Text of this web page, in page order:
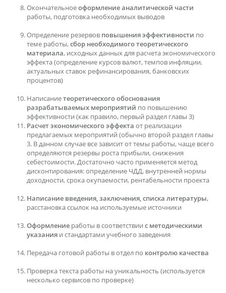
Окончательноеоформление аналитической части
работы, подготовка необходимых выводов
Определение резервов повышения эффективности по
теме работы,сбор необходимого теоретического
материала, исходных данных для расчета экономического
эффекта (определение курсов валют, темпов инфляции,
актуальных ставок рефинансирования, банковских
процентов)
Написаниетеоретического обоснования
разрабатываемых мероприятий по повышению
эффективности (как правило, первый раздел главы 3)
Расчет экономического эффекта от реализации
предлагаемых мероприятий (обычно второй раздел главы
3. В данном случае все зависит от темы работы, чаще всего
определяются резервы роста прибыли, снижения
себестоимости. Достаточно часто применяется метод
дисконтирования: определение ЧДД, внутренней нормы
доходности, срока окупаемости, рентабельности проекта
Написание введения, заключения, списка литературы,
расстановка ссылок на используемые источники
Оформление работы в соответствии с методическими
указания и стандартами учебного заведения
Передача готовой работы в отдел по контролю качества
Проверка текста работы на уникальность (используется
несколько сервисов по проверке)